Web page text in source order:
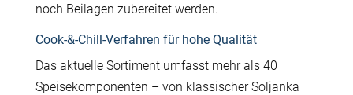
noch Beilagen zubereitet werden.
Cook-&-Chill-Verfahren für hohe Qualität
Das aktuelle Sortiment umfasst mehr als 40
Speisekomponenten – von klassischer Soljanka